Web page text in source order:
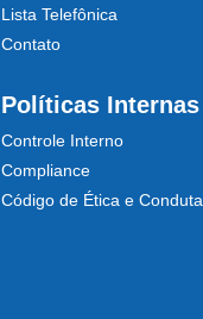
Lista Telefônica
Contato
Políticas Internas
Controle Interno
Compliance
Código de Ética e Conduta